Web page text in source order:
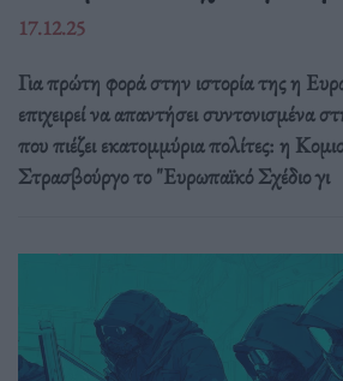
17.12.25
Για πρώτη φορά στην ιστορία της η
επιχειρεί να απαντήσει συντονισμένα
που πιέζει εκατομμύρια πολίτες: η
Στρασβούργο το "Ευρωπαϊκό Σχέδιο γι